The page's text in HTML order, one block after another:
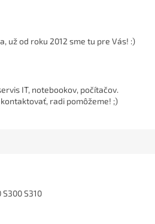
už od roku 2012 sme tu pre Vás! :)
IT, notebookov, počítačov.
radi pomôžeme! ;)
S310